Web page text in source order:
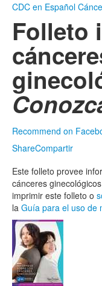
CDC en Español
Folleto
Recommend on
ShareCompartir
Este folleto provee
cánceres
imprimir este folleto o
la Guía para el uso de